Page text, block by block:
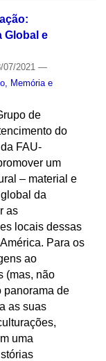
Global e
2021 —
Memória e
de
do
FAU-
um
– material e
da
as
locais dessas
Para os
ao
(mas, não
panorama de
as suas
uma